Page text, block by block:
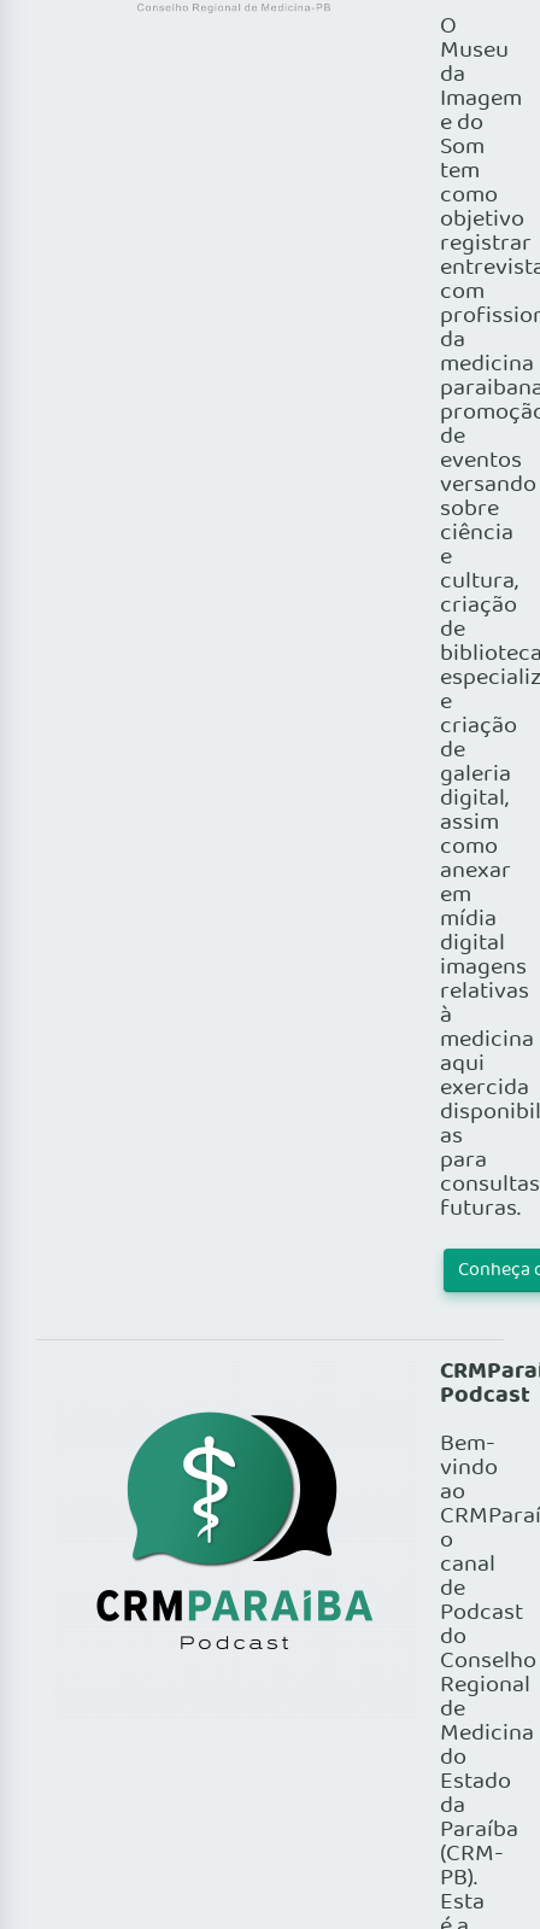
O
Museu
da
Imagem
e do
Som
tem
como
objetivo
registrar
com
da
medicina
de
eventos
versando
sobre
ciência
e
cultura,
criação
de
e
criação
de
galeria
digital,
assim
como
anexar
em
mídia
digital
imagens
relativas
à
medicina
aqui
exercida
as
para
consultas
futuras.
Conheça
Podcast
Bem-
vindo
ao
o
canal
de
Podcast
do
Conselho
Regional
de
Medicina
do
Estado
da
Paraíba
(CRM-
PB).
Esta